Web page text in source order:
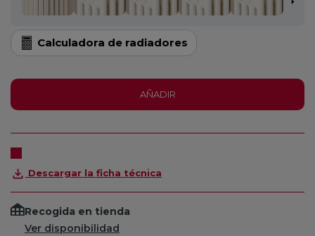
Calculadora de radiadores
AÑADIR
Descargar la ficha técnica
Recogida en tienda
Ver disponibilidad